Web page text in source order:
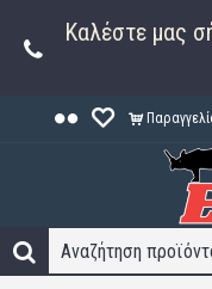
Καλέστε μας